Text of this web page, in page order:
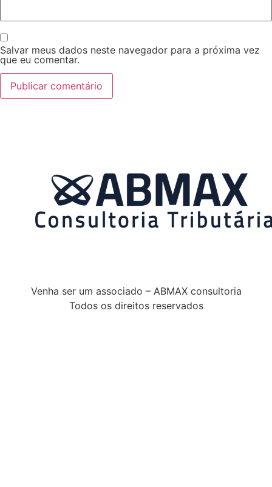
Salvar meus dados neste navegador para a próxima vez
que eu comentar.
Venha ser um associado – ABMAX consultoria
Todos os direitos reservados